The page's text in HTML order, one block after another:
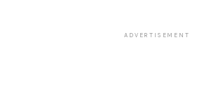
ADVERTISEMENT